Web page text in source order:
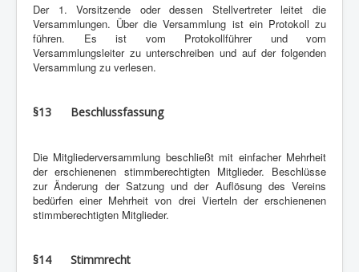
Der 1. Vorsitzende oder dessen Stellvertreter leitet die
Versammlungen. Über die Versammlung ist ein Protokoll zu
führen. Es ist vom Protokollführer und vom
Versammlungsleiter zu unterschreiben und auf der folgenden
Versammlung zu verlesen.
§13 Beschlussfassung
Die Mitgliederversammlung beschließt mit einfacher Mehrheit
der erschienenen stimmberechtigten Mitglieder. Beschlüsse
zur Änderung der Satzung und der Auflösung des Vereins
bedürfen einer Mehrheit von drei Vierteln der erschienenen
stimmberechtigten Mitglieder.
§14 Stimmrecht